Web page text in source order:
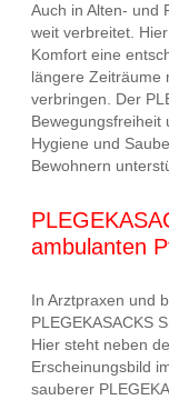
Auch in Alten- und
weit verbreitet.
Komfort eine
längere Zeiträume
verbringen. Der
Bewegungsfreiheit
Hygiene und
Bewohnern
ambulanten
In Arztpraxen und
PLEGEKASACKS
Hier steht neben
Erscheinungsbild
sauberer